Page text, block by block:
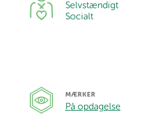
Selvstændigt
Socialt
MÆRKER
På opdagelse